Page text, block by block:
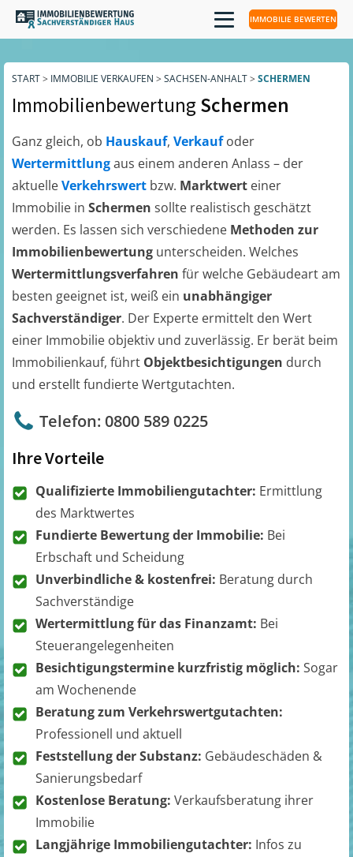
IMMOBILIE BEWERTEN
START> IMMOBILIE VERKAUFEN > SACHSEN-ANHALT> SCHERMEN
ImmobilienbewertungSchermen
Ganz gleich, ob Hauskauf, Verkaufoder
Wertermittlungaus einem anderen Anlass – der
aktuelleVerkehrswert bzw. Marktwert einer
Immobilie in Schermen sollte realistisch geschätzt
werden. Es lassen sich verschiedene Methoden zur
Immobilienbewertung unterscheiden. Welches
Wertermittlungsverfahren für welche Gebäudeart am
besten geeignet ist, weiß ein unabhängiger
Sachverständiger. Der Experte ermittelt den Wert
einer Immobilie objektiv und zuverlässig. Er berät beim
Immobilienkauf, führt Objektbesichtigungen durch
und erstellt fundierte Wertgutachten.
Telefon: 0800 589 0225
Ihre Vorteile
Qualifizierte Immobiliengutachter: Ermittlung
des Marktwertes
Fundierte Bewertung der Immobilie: Bei
Erbschaft und Scheidung
Unverbindliche & kostenfrei: Beratung durch
Sachverständige
Wertermittlung für das Finanzamt: Bei
Steuerangelegenheiten
Besichtigungstermine kurzfristig möglich: Sogar
am Wochenende
Beratung zum Verkehrswertgutachten:
Professionell und aktuell
Feststellung der Substanz: Gebäudeschäden &
Sanierungsbedarf
Kostenlose Beratung: Verkaufsberatung ihrer
Immobilie
Langjährige Immobiliengutachter: Infos zu